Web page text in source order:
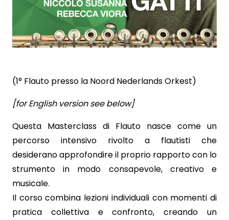
(1° Flauto presso la Noord Nederlands Orkest)
[for English version see below]
Questa Masterclass di Flauto nasce come un
percorso intensivo rivolto a flautisti che
desiderano approfondire il proprio rapporto con lo
strumento in modo consapevole, creativo e
musicale.
Il corso combina lezioni individuali con momenti di
pratica collettiva e confronto, creando un